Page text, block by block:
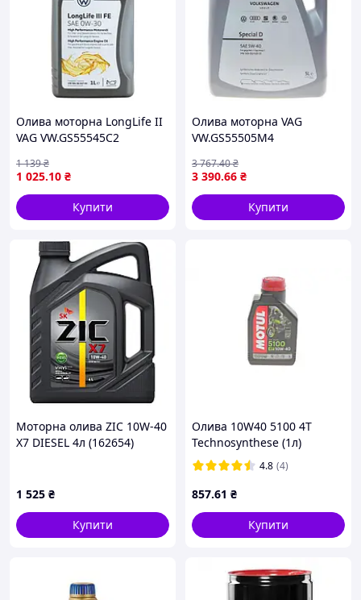
скорочує час прогріву.
Специфікації:
ACEA C3
API SN
Допуски виробників автомобілів:
BMW LONGLIFE-04
MB-APPROVAL 229.51
Рекомендації Fuchs:
CHRYSLER MS-11106
MB 229.52
Олива моторна LongLife II
VAG VW.GS55545C2
1 025.10 ₴
1 139₴
Купити
Олива моторна VAG
VW.GS55505M4
3 390.66 ₴
3 767.40₴
Купити
Моторна олива ZIC 10W-40
X7 DIESEL 4л (162654)
1 525 ₴
Купити
Олива 10W40 5100 4T
Technosynthese (1л)
(104066) MOTUL 836511
(opt-om)
4.8 (4)
857.61 ₴
Купити